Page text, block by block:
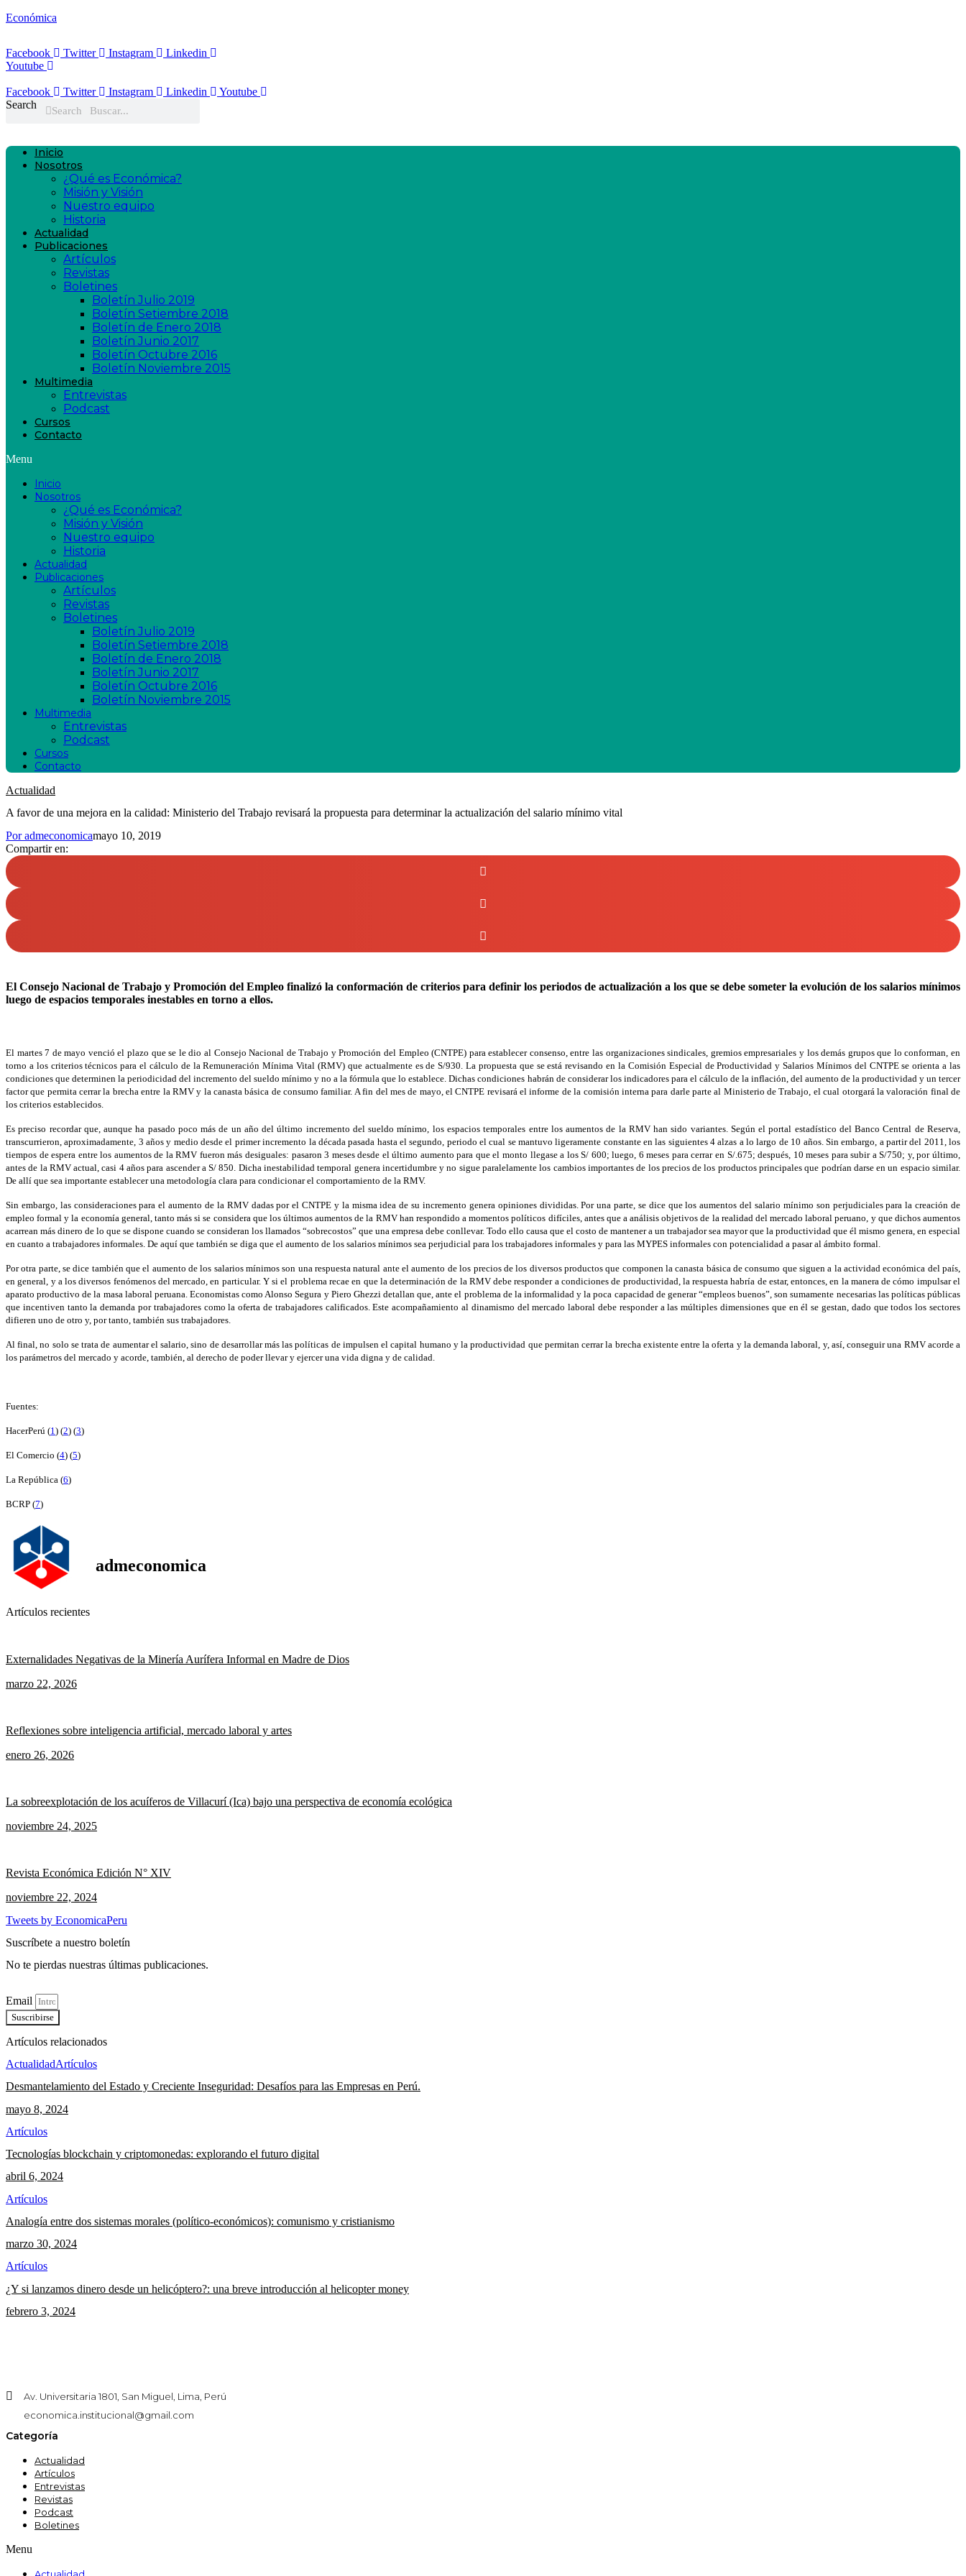
Económica
Facebook Twitter Instagram
Linkedin
Youtube
Facebook Twitter Instagram Linkedin
Youtube
Search
Search
Inicio
Nosotros
¿Qué es Económica?
Misión y Visión
Nuestro equipo
Historia
Actualidad
Publicaciones
Artículos
Revistas
Boletines
Boletín Julio 2019
Boletín Setiembre 2018
Boletín de Enero 2018
Boletín Junio 2017
Boletín Octubre 2016
Boletín Noviembre 2015
Multimedia
Entrevistas
Podcast
Cursos
Contacto
Menu
Inicio
Nosotros
¿Qué es Económica?
Misión y Visión
Nuestro equipo
Historia
Actualidad
Publicaciones
Artículos
Revistas
Boletines
Boletín Julio 2019
Boletín Setiembre 2018
Boletín de Enero 2018
Boletín Junio 2017
Boletín Octubre 2016
Boletín Noviembre 2015
Multimedia
Entrevistas
Podcast
Cursos
Contacto
Actualidad
A favor de una mejora en la calidad: Ministerio del Trabajo revisará la propuesta para determinar la actualización del salario mínimo vital
Poradmeconomicamayo 10, 2019
Compartir en:
El Consejo Nacional de Trabajo y Promoción del Empleo finalizó la conformación de criterios para definir los periodos de actualización a los que se debe someter la evolución de los salarios mínimos
luego de espacios temporales inestables en torno a ellos.
El martes 7 de mayo venció el plazo que se le dio al Consejo Nacional de Trabajo y Promoción del Empleo (CNTPE) para establecer consenso, entre las organizaciones sindicales, gremios empresariales y los demás grupos que lo conforman, en
torno a los criterios técnicos para el cálculo de la Remuneración Mínima Vital (RMV) que actualmente es de S/930. La propuesta que se está revisando en la Comisión Especial de Productividad y Salarios Mínimos del CNTPE se orienta a las
condiciones que determinen la periodicidad del incremento del sueldo mínimo y no a la fórmula que lo establece. Dichas condiciones habrán de considerar los indicadores para el cálculo de la inflación, del aumento de la productividad y un tercer
factor que permita cerrar la brecha entre la RMV y la canasta básica de consumo familiar. A fin del mes de mayo, el CNTPE revisará el informe de la comisión interna para darle parte al Ministerio de Trabajo, el cual otorgará la valoración final de
los criterios establecidos.
Es preciso recordar que, aunque ha pasado poco más de un año del último incremento del sueldo mínimo, los espacios temporales entre los aumentos de la RMV han sido variantes. Según el portal estadístico del Banco Central de Reserva,
transcurrieron, aproximadamente, 3 años y medio desde el primer incremento la década pasada hasta el segundo, periodo el cual se mantuvo ligeramente constante en las siguientes 4 alzas a lo largo de 10 años. Sin embargo, a partir del 2011, los
tiempos de espera entre los aumentos de la RMV fueron más desiguales: pasaron 3 meses desde el último aumento para que el monto llegase a los S/ 600; luego, 6 meses para cerrar en S/.675; después, 10 meses para subir a S/750; y, por último,
antes de la RMV actual, casi 4 años para ascender a S/ 850. Dicha inestabilidad temporal genera incertidumbre y no sigue paralelamente los cambios importantes de los precios de los productos principales que podrían darse en un espacio similar.
De allí que sea importante establecer una metodología clara para condicionar el comportamiento de la RMV.
Sin embargo, las consideraciones para el aumento de la RMV dadas por el CNTPE y la misma idea de su incremento genera opiniones divididas. Por una parte, se dice que los aumentos del salario mínimo son perjudiciales para la creación de
empleo formal y la economía general, tanto más si se considera que los últimos aumentos de la RMV han respondido a momentos políticos difíciles, antes que a análisis objetivos de la realidad del mercado laboral peruano, y que dichos aumentos
acarrean más dinero de lo que se dispone cuando se consideran los llamados “sobrecostos” que una empresa debe conllevar. Todo ello causa que el costo de mantener a un trabajador sea mayor que la productividad que él mismo genera, en especial
en cuanto a trabajadores informales. De aquí que también se diga que el aumento de los salarios mínimos sea perjudicial para los trabajadores informales y para las MYPES informales con potencialidad a pasar al ámbito formal.
Por otra parte, se dice también que el aumento de los salarios mínimos son una respuesta natural ante el aumento de los precios de los diversos productos que componen la canasta básica de consumo que siguen a la actividad económica del país,
en general, y a los diversos fenómenos del mercado, en particular. Y si el problema recae en que la determinación de la RMV debe responder a condiciones de productividad, la respuesta habría de estar, entonces, en la manera de cómo impulsar el
aparato productivo de la masa laboral peruana. Economistas como Alonso Segura y Piero Ghezzi detallan que, ante el problema de la informalidad y la poca capacidad de generar “empleos buenos”, son sumamente necesarias las políticas públicas
que incentiven tanto la demanda por trabajadores como la oferta de trabajadores calificados. Este acompañamiento al dinamismo del mercado laboral debe responder a las múltiples dimensiones que en él se gestan, dado que todos los sectores
difieren uno de otro y, por tanto, también sus trabajadores.
Al final, no solo se trata de aumentar el salario, sino de desarrollar más las políticas de impulsen el capital humano y la productividad que permitan cerrar la brecha existente entre la oferta y la demanda laboral, y, así, conseguir una RMV acorde a
los parámetros del mercado y acorde, también, al derecho de poder llevar y ejercer una vida digna y de calidad.
Fuentes:
HacerPerú (1) (2) (3)
El Comercio (4) (5)
La República (6)
BCRP (7)
admeconomica
Artículos recientes
Externalidades Negativas de la Minería Aurífera Informal en Madre de Dios
marzo 22, 2026
Reflexiones sobre inteligencia artificial, mercado laboral y artes
enero 26, 2026
La sobreexplotación de los acuíferos de Villacurí (Ica) bajo una perspectiva de economía ecológica
noviembre 24, 2025
Revista Económica Edición N° XIV
noviembre 22, 2024
Tweets by EconomicaPeru
Suscríbete a nuestro boletín
No te pierdas nuestras últimas publicaciones.
Email
Suscribirse
Artículos relacionados
ActualidadArtículos
Desmantelamiento del Estado y Creciente Inseguridad: Desafíos para las Empresas en Perú.
mayo 8, 2024
Artículos
Tecnologías blockchain y criptomonedas: explorando el futuro digital
abril 6, 2024
Artículos
Analogía entre dos sistemas morales (político-económicos): comunismo y cristianismo
marzo 30, 2024
Artículos
¿Y si lanzamos dinero desde un helicóptero?: una breve introducción al helicopter money
febrero 3, 2024
Av. Universitaria 1801, San Miguel, Lima, Perú
economica.institucional@gmail.com
Categoría
Actualidad
Artículos
Entrevistas
Revistas
Podcast
Boletines
Menu
Actualidad